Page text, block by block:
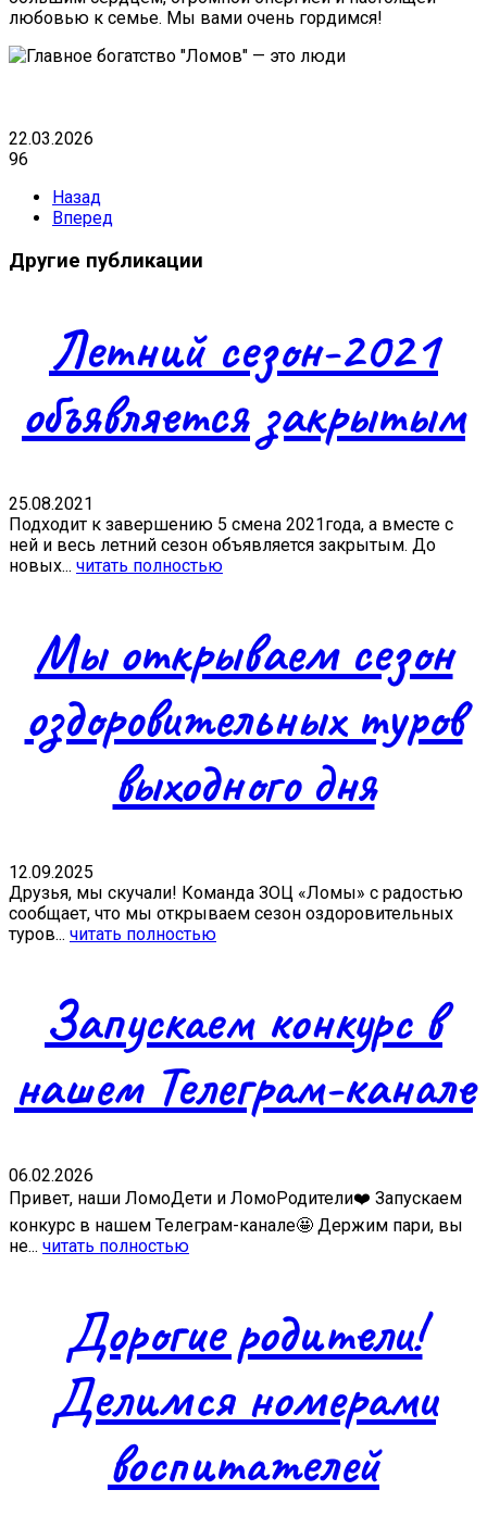
любовью к семье. Мы вами очень гордимся!
22.03.2026
96
Назад
Вперед
Другие публикации
Летний сезон-2021
объявляется закрытым
25.08.2021
Подходит к завершению 5 смена 2021года, а вместе с
ней и весь летний сезон объявляется закрытым. До
новых... читать полностью
Мы открываем сезон
оздоровительных туров
выходного дня
12.09.2025
Друзья, мы скучали! Команда ЗОЦ «Ломы» с радостью
сообщает, что мы открываем сезон оздоровительных
туров... читать полностью
Запускаем конкурс в
нашем Телеграм-канале
06.02.2026
Привет, наши ЛомоДети и ЛомоРодители❤️ Запускаем
конкурс в нашем Телеграм-канале🤩 Держим пари, вы
не... читать полностью
Дорогие родители!
Делимся номерами
воспитателей